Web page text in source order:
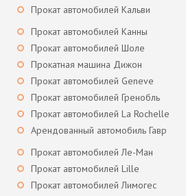
Прокат автомобилей Кальви
Прокат автомобилей Канны
Прокат автомобилей Шоле
Прокатная машина Дижон
Прокат автомобилей Geneve
Прокат автомобилей Гренобль
Прокат автомобилей La Rochelle
Арендованный автомобиль Гавр
Прокат автомобилей Ле-Ман
Прокат автомобилей Lille
Прокат автомобилей Лимогес